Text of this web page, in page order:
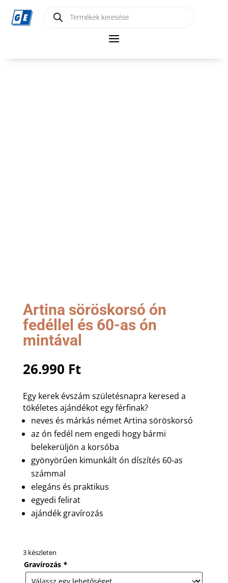
search
Artina söröskorsó ón
fedéllel és 60-as ón
mintával
26.990 Ft
Egy kerek évszám születésnapra keresed a
tökéletes ajándékot egy férfinak?
neves és márkás német Artina söröskorsó
az ón fedél nem engedi hogy bármi
belekerüljön a korsóba
gyönyörűen kimunkált ón díszítés 60-as
számmal
elegáns és praktikus
egyedi felirat
ajándék gravírozás
3 készleten
Gravírozás *